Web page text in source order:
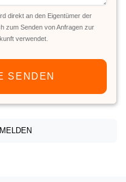
direkt an den Eigentümer der
zum Senden von Anfragen zur
verwendet.
SENDEN